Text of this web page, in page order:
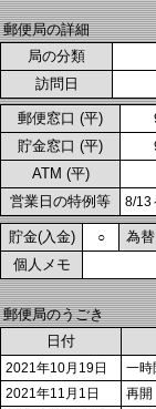
郵便局の詳細
局の分類
訪問日
郵便窓口 (平)
貯金窓口 (平)
ATM (平)
営業日の特例等 8/13
貯金(入金) ○ 為替
個人メモ
郵便局のうごき
日付
2021年10月19日 一時
2021年11月1日
再開